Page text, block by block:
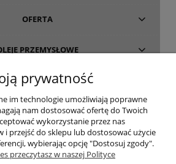
OFERTA
PRZEMYSŁOWE
INFORMACJE
O FIRMIE
prywatność
im technologie umożliwiają poprawne
nam dostosować ofertę do Twoich
wykorzystanie przez nas
i przejść do sklepu lub dostosować użycie
wybierając opcję "Dostosuj zgody".
przeczytasz w naszej Polityce